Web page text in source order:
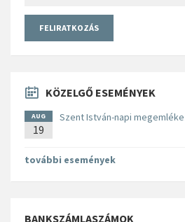
KÖZELGŐ ESEMÉNYEK
AUG
19
Szent István-napi
további események
BANKSZÁMLASZÁMOK